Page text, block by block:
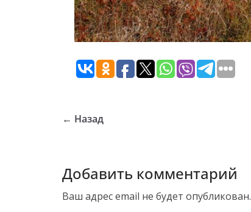
← Назад
Добавить комментарий
Ваш адрес email не будет опубликован.